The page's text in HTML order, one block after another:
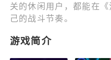
关的休闲用户，都能在
己的战斗节奏。
游戏简介